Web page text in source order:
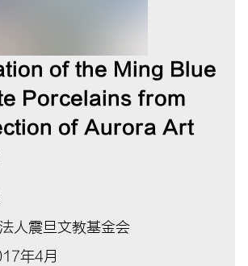
of the Ming Blue
Porcelains from
of Aurora Art
人震旦文教基金会
年4月